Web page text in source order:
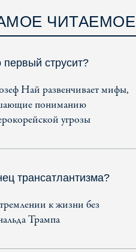
ЧИТАЕМОЕ
первый струсит?
Най развенчивает мифы,
пониманию
угрозы
трансатлантизма?
к жизни без
Трампа